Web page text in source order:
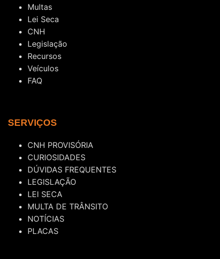
Multas
Lei Seca
CNH
Legislação
Recursos
Veículos
FAQ
SERVIÇOS
CNH PROVISÓRIA
CURIOSIDADES
DÚVIDAS FREQUENTES
LEGISLAÇÃO
LEI SECA
MULTA DE TRÂNSITO
NOTÍCIAS
PLACAS